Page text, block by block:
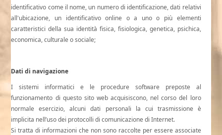
identificativo come il nome, un numero di identificazione, dati relativi
all'ubicazione, un identificativo online o a uno o più elementi
caratteristici della sua identità fisica, fisiologica, genetica, psichica,
economica, culturale o sociale;
Dati di navigazione
I sistemi informatici e le procedure software preposte al
funzionamento di questo sito web acquisiscono, nel corso del loro
normale esercizio, alcuni dati personali la cui trasmissione è
implicita nell’uso dei protocolli di comunicazione di Internet.
Si tratta di informazioni che non sono raccolte per essere associate